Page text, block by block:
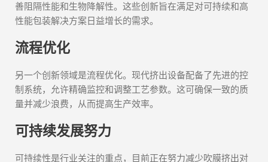
善阻隔性能和生物降解性。这些创新旨在满足对可持续和高
性能包装解决方案日益增长的需求。
流程优化
另一个创新领域是流程优化。现代挤出设备配备了先进的控
制系统，允许精确监控和调整工艺参数。这可确保一致的质
量并减少浪费，从而提高生产效率。
可持续发展努力
可持续性是行业关注的重点，目前正在努力减少吹膜挤出对